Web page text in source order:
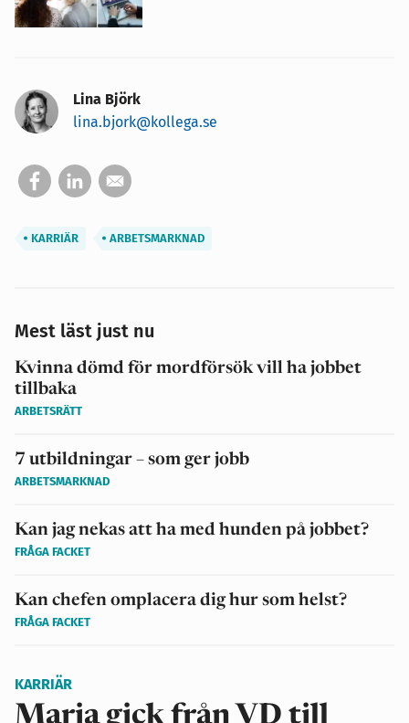
Lina Björk
lina.bjork@kollega.se
KARRIÄR ARBETSMARKNAD
Mest läst just nu
Kvinna dömd för mordförsök vill ha jobbet
tillbaka
ARBETSRÄTT
7 utbildningar – som ger jobb
ARBETSMARKNAD
Kan jag nekas att ha med hunden på jobbet?
FRÅGA FACKET
Kan chefen omplacera dig hur som helst?
FRÅGA FACKET
KARRIÄR
Maria gick från VD till